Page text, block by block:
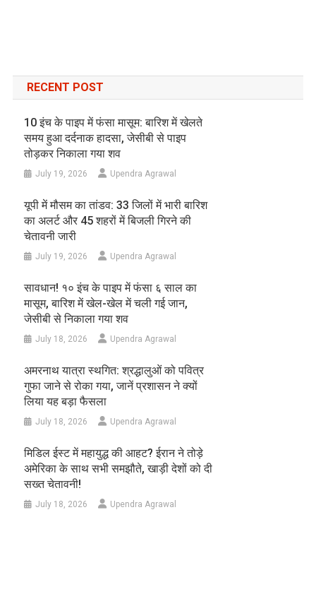
RECENT POST
10 इंच के पाइप में फंसा मासूम: बारिश में खेलते
समय हुआ दर्दनाक हादसा, जेसीबी से पाइप
तोड़कर निकाला गया शव
July 19, 2026 Upendra Agrawal
यूपी में मौसम का तांडव: 33 जिलों में भारी बारिश
का अलर्ट और 45 शहरों में बिजली गिरने की
चेतावनी जारी
July 19, 2026 Upendra Agrawal
सावधान! १० इंच के पाइप में फंसा ६ साल का
मासूम, बारिश में खेल-खेल में चली गई जान,
जेसीबी से निकाला गया शव
July 18, 2026 Upendra Agrawal
अमरनाथ यात्रा स्थगित: श्रद्धालुओं को पवित्र
गुफा जाने से रोका गया, जानें प्रशासन ने क्यों
लिया यह बड़ा फैसला
July 18, 2026 Upendra Agrawal
मिडिल ईस्ट में महायुद्ध की आहट? ईरान ने तोड़े
अमेरिका के साथ सभी समझौते, खाड़ी देशों को दी
सख्त चेतावनी!
July 18, 2026 Upendra Agrawal